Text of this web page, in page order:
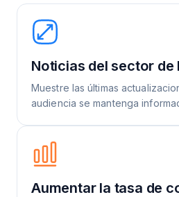
Noticias del sector de
Muestre las últimas
audiencia se mantenga
Aumentar la tasa de